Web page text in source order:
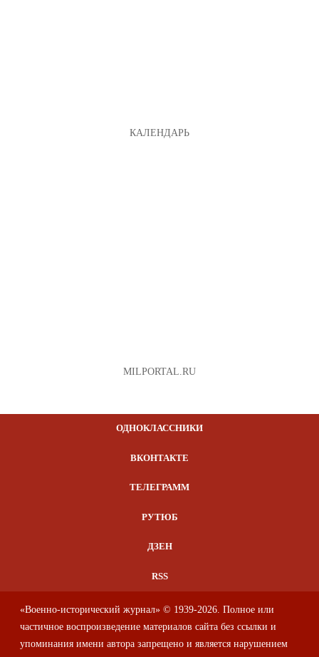
КАЛЕНДАРЬ
MILPORTAL.RU
ОДНОКЛАССНИКИ
ВКОНТАКТЕ
ТЕЛЕГРАММ
РУТЮБ
ДЗЕН
RSS
«Военно-исторический журнал» © 1939-2026. Полное или
частичное воспроизведение материалов сайта без ссылки и
упоминания имени автора запрещено и является нарушением